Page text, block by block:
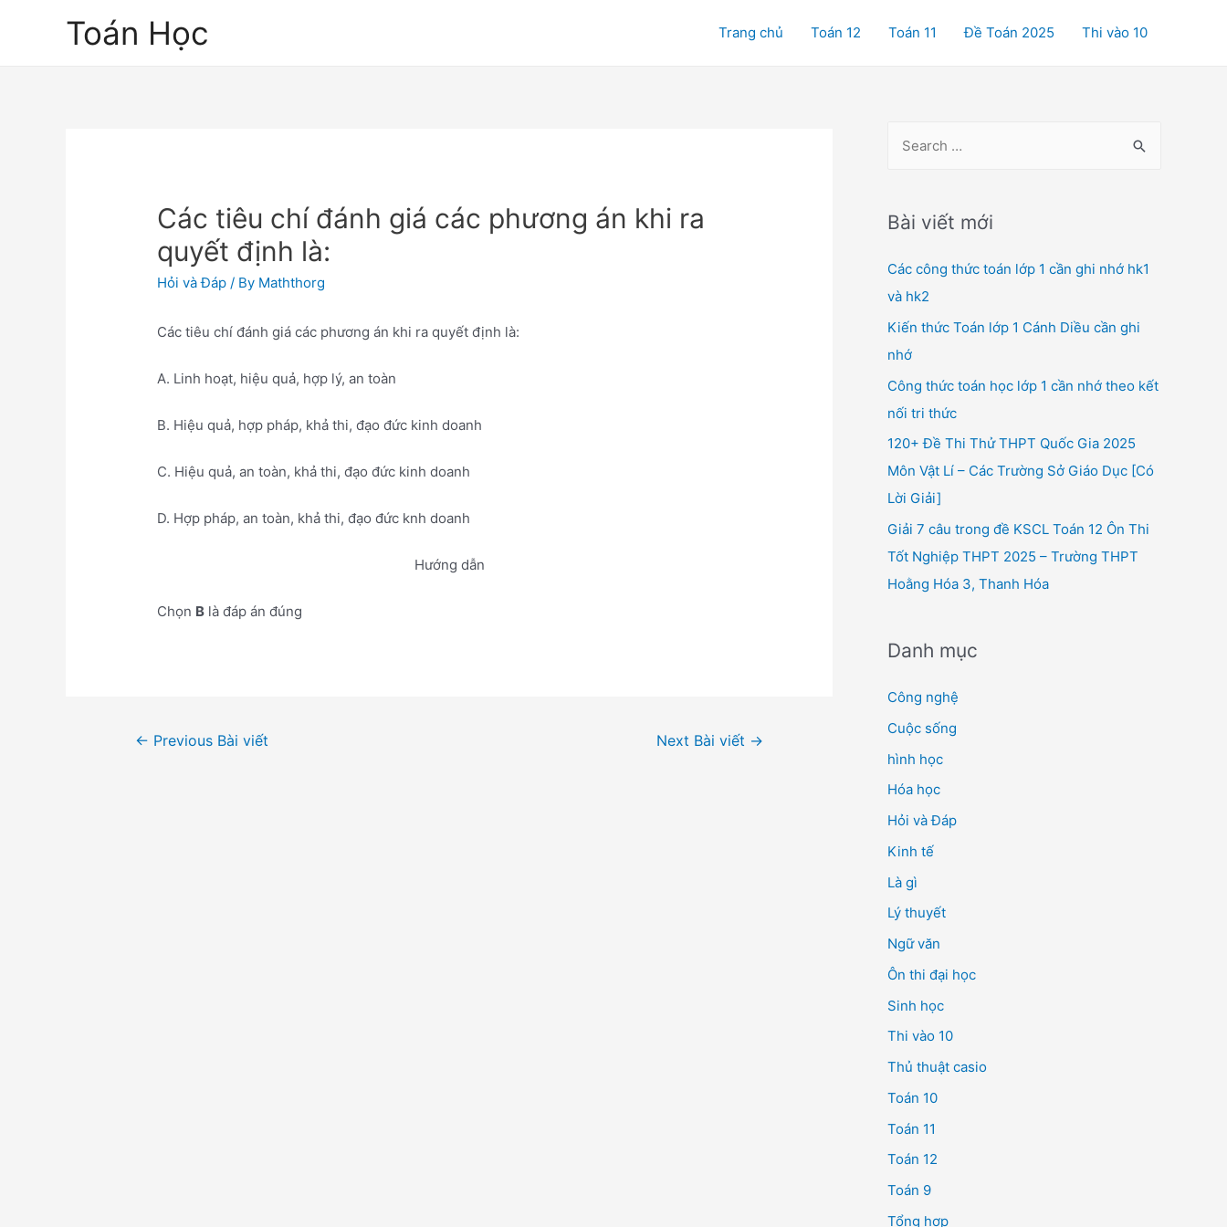
Toán Học Trang chủ Toán 12 Toán 11 Đề Toán 2025 Thi vào 10
Các tiêu chí đánh giá các phương án khi ra
quyết định là:
Hỏi và Đáp / By Maththorg
Các tiêu chí đánh giá các phương án khi ra quyết định là:
A. Linh hoạt, hiệu quả, hợp lý, an toàn
B. Hiệu quả, hợp pháp, khả thi, đạo đức kinh doanh
C. Hiệu quả, an toàn, khả thi, đạo đức kinh doanh
D. Hợp pháp, an toàn, khả thi, đạo đức knh doanh
Hướng dẫn
Chọn B là đáp án đúng
Điều← Previous Bài viết Next Bài viết →
r
h
f
o
r
:
Bài viết mới
Các công thức toán lớp 1 cần ghi nhớ hk1
và hk2
Kiến thức Toán lớp 1 Cánh Diều cần ghi
nhớ
Công thức toán học lớp 1 cần nhớ theo kết
nối tri thức
120+ Đề Thi Thử THPT Quốc Gia 2025
Môn Vật Lí – Các Trường Sở Giáo Dục [Có
Lời Giải]
Giải 7 câu trong đề KSCL Toán 12 Ôn Thi
Tốt Nghiệp THPT 2025 – Trường THPT
Hoằng Hóa 3, Thanh Hóa
Danh mục
Công nghệ
Cuộc sống
hình học
Hóa học
Hỏi và Đáp
Kinh tế
Là gì
Lý thuyết
Ngữ văn
Ôn thi đại học
Sinh học
Thi vào 10
Thủ thuật casio
Toán 10
Toán 11
Toán 12
Toán 9
Tổng hợp